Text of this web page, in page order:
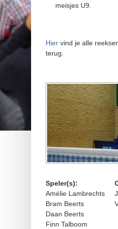
meisjes U9.
Hier vind je alle
terug.
Speler(s):
Amélie Lambrechts
Bram Beerts
Daan Beerts
Finn Talboom